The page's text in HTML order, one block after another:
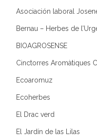
Asociación laboral
Bernau – Herbes de
BIOAGROSENSE
Cinctorres Aromàtiques
Ecoaromuz
Ecoherbes
El Drac verd
El Jardín de las Lilas